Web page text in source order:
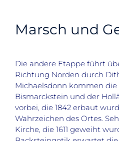
Marsch und
Die andere Etappe führt
Richtung Norden durch
Michaelsdonn kommen die
Bismarckstein und der
vorbei, die 1842 erbaut
Wahrzeichen des Ortes.
Kirche, die 1611 geweiht